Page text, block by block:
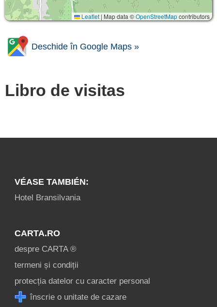
Leaflet | Map data ©OpenStreetMapcontributors
Deschide în Google Maps »
Libro de visitas
VÉASE TAMBIÉN:
Hotel Bransilvania
CARTA.RO
despre CARTA ®
termeni și condiții
protecția datelor cu caracter personal
înscrie o unitate de cazare